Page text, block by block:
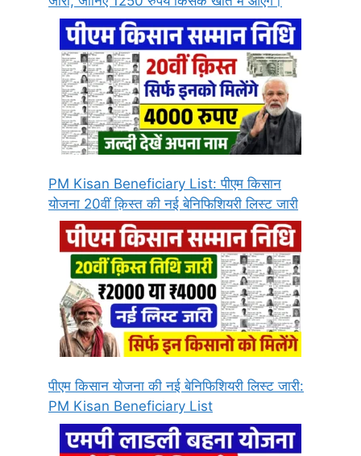
PM Kisan Beneficiary List: पीएम किसान
योजना 20वीं क़िस्त की नई बेनिफिशियरी लिस्ट जारी
पीएम किसान योजना की नई बेनिफिशियरी लिस्ट जारी:
PM Kisan Beneficiary List